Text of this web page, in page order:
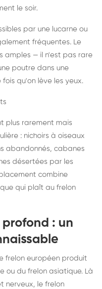
le soir.
par une lucarne ou
fréquentes. Le
amples — il n'est pas rare
poutre dans une
qu'on lève les yeux.
plus rarement mais
: nichoirs à oiseaux
abandonnés, cabanes
désertées par les
combine
qui plaît au frelon
: un
frelon européen produit
ou du frelon asiatique. Là
nerveux, le frelon